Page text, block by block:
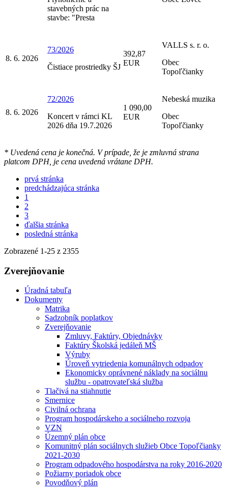
stavebných prác na
stavbe: "Presta
8. 6. 2026
73/2026
Čistiace prostriedky ŠJ
392,87
EUR
VALLS s. r. o.
Obec
Topoľčianky
8. 6. 2026
72/2026
Koncert v rámci KL
2026 dňa 19.7.2026
1 090,00
EUR
Nebeská muzika
Obec
Topoľčianky
* Uvedená cena je konečná. V prípade, že je zmluvná strana
platcom DPH, je cena uvedená vrátane DPH.
prvá stránka
predchádzajúca stránka
1
2
3
ďalšia stránka
posledná stránka
Zobrazené 1-25 z 2355
Zverejňovanie
Úradná tabuľa
Dokumenty
Matrika
Sadzobník poplatkov
Zverejňovanie
Zmluvy, Faktúry, Objednávky
Faktúry Školská jedáleň MŠ
Výruby
Úroveň vytriedenia komunálnych odpadov
Ekonomicky oprávnené náklady na sociálnu
službu - opatrovateľská služba
Tlačivá na stiahnutie
Smernice
Civilná ochrana
Program hospodárskeho a sociálneho rozvoja
VZN
Územný plán obce
Komunitný plán sociálnych služieb Obce Topoľčianky
2021-2030
Program odpadového hospodárstva na roky 2016-2020
Požiarny poriadok obce
Povodňový plán